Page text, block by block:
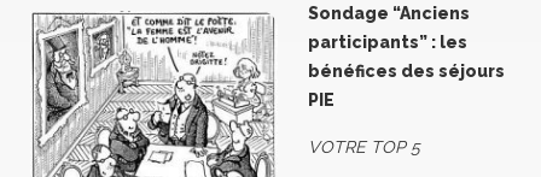
Sondage “Anciens
participants” : les
bénéfices des séjours
PIE
VOTRE TOP 5